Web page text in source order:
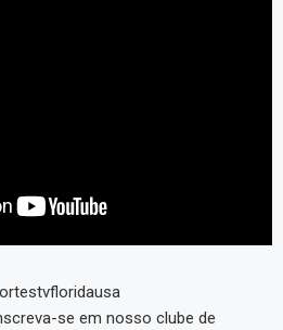
se em nosso clube de